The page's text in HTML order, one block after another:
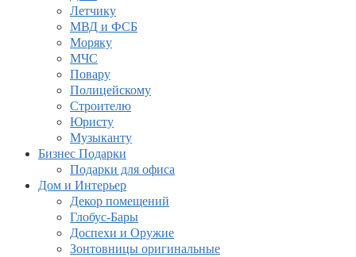
Летчику
МВД и ФСБ
Моряку
МЧС
Повару
Полицейскому
Строителю
Юристу
Музыканту
Бизнес Подарки
Подарки для офиса
Дом и Интерьер
Декор помещений
Глобус-Бары
Доспехи и Оружие
Зонтовницы оригинальные